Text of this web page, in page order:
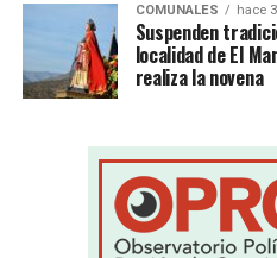
COMUNALES hace
Suspenden
localidad de El
realiza la novena